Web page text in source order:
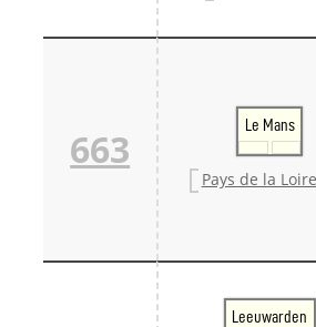
663
Le Mans
Pays de la Loire
Leeuwarden